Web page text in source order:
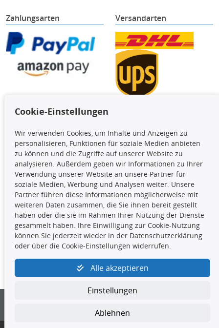
Zahlungsarten Versandarten
Die hier angezeigten Daten,
insbesondere die gesamte Datenbank,
dürfen nicht kopiert werden. Es ist zu
unterlassen, die Daten oder die gesamte Datenbank ohne
vorherige Zustimmung TecDocs zu vervielfältigen, zu
verbreiten und/oder diese Handlungen durch Dritte ausführen
zu lassen. Ein Zuwiderhandeln stellt eine
Urheberrechtsverletzung dar und wird verfolgt.
Kontakt
kundenservice@4yourcar.de
Cookie-Einstellungen
Wir verwenden Cookies, um Inhalte und Anzeigen zu
personalisieren, Funktionen für soziale Medien anbieten
zu können und die Zugriffe auf unserer Website zu
analysieren. Außerdem geben wir Informationen zu Ihrer
Verwendung unserer Website an unsere Partner für
soziale Medien, Werbung und Analysen weiter. Unsere
Partner führen diese Informationen möglicherweise mit
weiteren Daten zusammen, die Sie ihnen bereit gestellt
haben oder die sie im Rahmen Ihrer Nutzung der Dienste
gesammelt haben. Ihre Einwilligung zur Cookie-Nutzung
können Sie jederzeit wieder in der Datenschutzerklärung
oder über die Cookie-Einstellungen widerrufen.
Alle akzeptieren
Einstellungen
Ablehnen